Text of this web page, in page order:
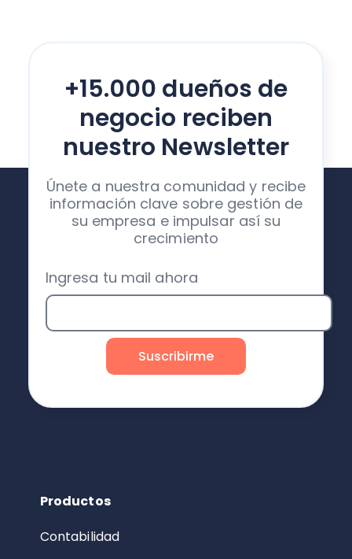
+15.000 dueños de
negocio reciben
nuestro Newsletter
Únete a nuestra comunidad y recibe
información clave sobre gestión de
su empresa e impulsar así su
crecimiento
Ingresa tu mail ahora
Productos
Contabilidad